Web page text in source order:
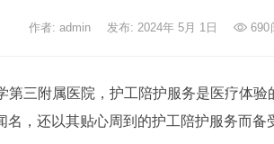
作者: admin 发布: 2024年 5月 1日 690
三附属医院，护工陪护服务是医疗体验
，还以其贴心周到的护工陪护服务而备